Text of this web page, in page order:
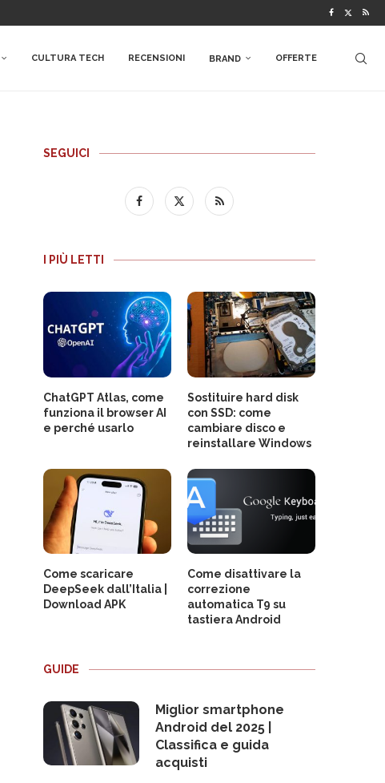
CULTURA TECH RECENSIONI BRAND OFFERTE
SEGUICI
I PIÙ LETTI
ChatGPT Atlas, come
funziona il browser AI
e perché usarlo
Sostituire hard disk
con SSD: come
cambiare disco e
reinstallare Windows
Come scaricare
DeepSeek dall’Italia |
Download APK
Come disattivare la
correzione
automatica T9 su
tastiera Android
GUIDE
Miglior smartphone
Android del 2025 |
Classifica e guida
acquisti